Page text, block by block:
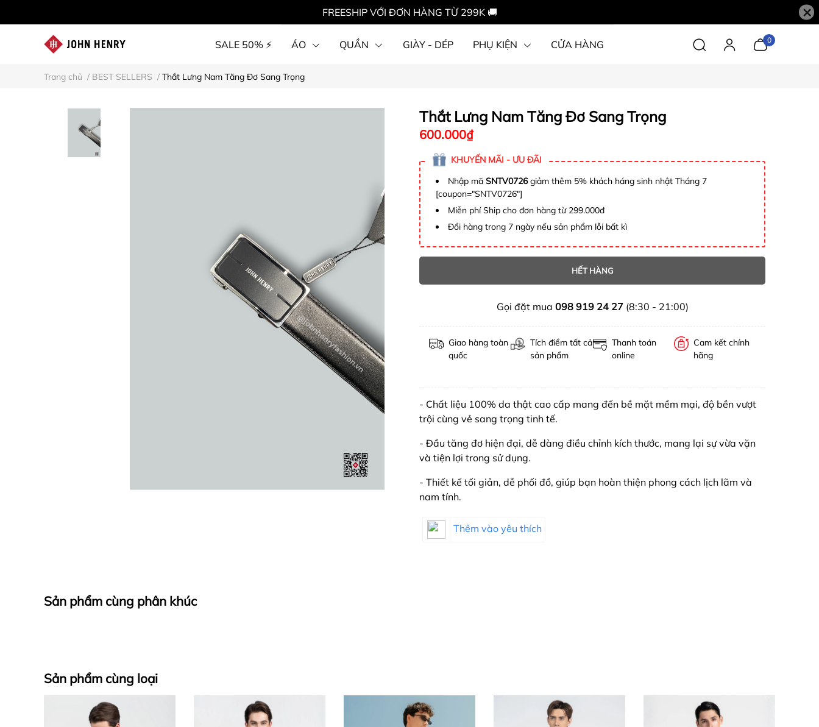
FREESHIP VỚI ĐƠN HÀNG TỪ 299K 🚚 ×
SALE 50% ⚡ ÁO QUẦN GIÀY - DÉP PHỤ KIỆN CỬA HÀNG 0
Trang chủ / BEST SELLERS / Thắt Lưng Nam Tăng Đơ Sang Trọng
Thắt Lưng Nam Tăng Đơ Sang Trọng
600.000₫
KHUYẾN MÃI - ƯU ĐÃI
Nhập mã SNTV0726giảm thêm 5% khách háng sinh nhật Tháng 7
[coupon="SNTV0726"]
Miễn phí Ship cho đơn hàng từ 299.000đ
Đổi hàng trong 7 ngày nếu sản phẩm lỗi bất kì
HẾT HÀNG
Gọi đặt mua 098 919 24 27(8:30 - 21:00)
Giao hàng toàn
quốc
Tích điểm tất cả
sản phẩm
Thanh toán
online
Cam kết chính
hãng
- Chất liệu 100% da thật cao cấp mang đến bề mặt mềm mại, độ bền vượt
trội cùng vẻ sang trọng tinh tế.
- Đầu tăng đơ hiện đại, dễ dàng điều chỉnh kích thước, mang lại sự vừa vặn
và tiện lợi trong sử dụng.
- Thiết kế tối giản, dễ phối đồ, giúp bạn hoàn thiện phong cách lịch lãm và
nam tính.
Thêm vào yêu thích
Sản phẩm cùng phân khúc
Sản phẩm cùng loại